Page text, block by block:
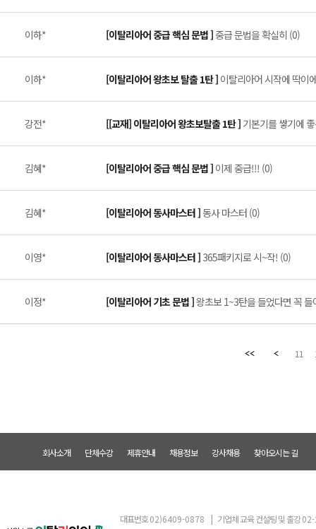
이하* [이탈리아어 중급 핵심 문법 ]중급 문법을 확실히 (0)
이하* [이탈리아어 왕초보 탈출 1탄 ] 이탈리아어 시작에 딱이
강전* [[교재] 이탈리아어 왕초보탈출 1탄 ] 기본기를 쌓기에
김혜* [이탈리아어 중급 핵심 문법 ] 이제 중급!!! (0)
김혜* [이탈리아어 동사마스터 ]동사 마스터 (0)
이영* [이탈리아어 동사마스터 ] 365패키지로 시~작! (0)
이정* [이탈리아어 기초 문법 ]왕초보 1~3탄을 들었다면 꼭
11
회사소개 단체수강 제휴안내 채용정보 강사채용 찾아오시는 길
대표번호02)6409-0878 | 기업체 교육 컨설팅 및 출강